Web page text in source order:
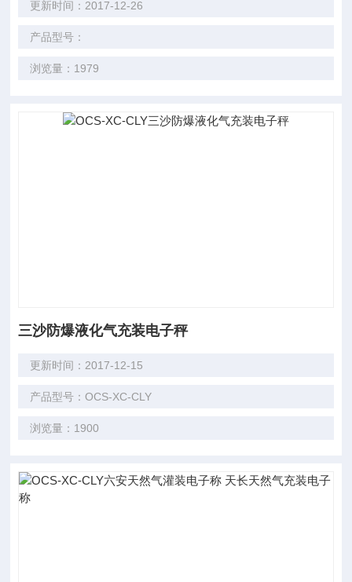
更新时间：2017-12-26
产品型号：
浏览量：1979
三沙防爆液化气充装电子秤
更新时间：2017-12-15
产品型号：OCS-XC-CLY
浏览量：1900